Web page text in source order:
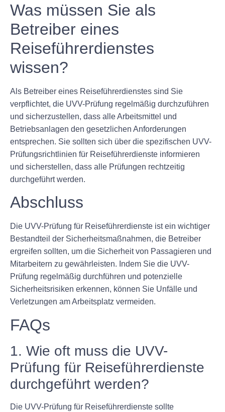
Was müssen Sie als
Betreiber eines
Reiseführerdienstes
wissen?
Als Betreiber eines Reiseführerdienstes sind Sie
verpflichtet, die UVV-Prüfung regelmäßig durchzuführen
und sicherzustellen, dass alle Arbeitsmittel und
Betriebsanlagen den gesetzlichen Anforderungen
entsprechen. Sie sollten sich über die spezifischen UVV-
Prüfungsrichtlinien für Reiseführerdienste informieren
und sicherstellen, dass alle Prüfungen rechtzeitig
durchgeführt werden.
Abschluss
Die UVV-Prüfung für Reiseführerdienste ist ein wichtiger
Bestandteil der Sicherheitsmaßnahmen, die Betreiber
ergreifen sollten, um die Sicherheit von Passagieren und
Mitarbeitern zu gewährleisten. Indem Sie die UVV-
Prüfung regelmäßig durchführen und potenzielle
Sicherheitsrisiken erkennen, können Sie Unfälle und
Verletzungen am Arbeitsplatz vermeiden.
FAQs
1. Wie oft muss die UVV-
Prüfung für Reiseführerdienste
durchgeführt werden?
Die UVV-Prüfung für Reiseführerdienste sollte